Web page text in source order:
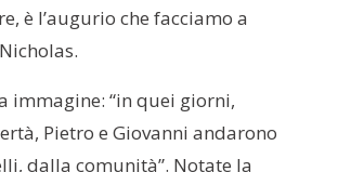
è l’augurio che facciamo a
immagine: “in quei giorni,
Pietro e Giovanni andarono
dalla comunità”. Notate la